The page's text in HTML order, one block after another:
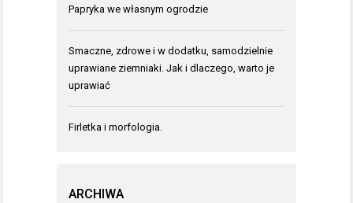
Papryka we własnym ogrodzie
Smaczne, zdrowe i w dodatku, samodzielnie
uprawiane ziemniaki. Jak i dlaczego, warto je
uprawiać
Firletka i morfologia.
ARCHIWA